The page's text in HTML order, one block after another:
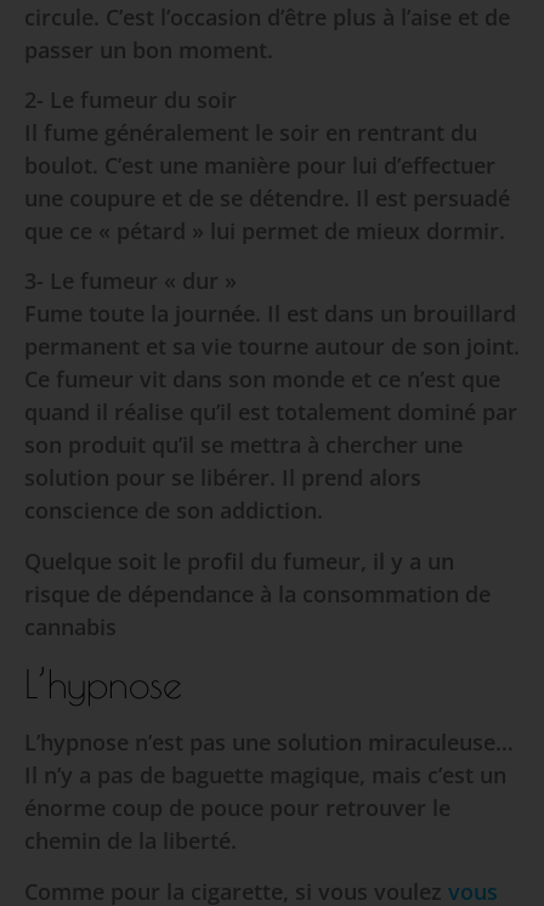
circule. C’est l’occasion d’être plus à l’aise et de
passer un bon moment.
2- Le fumeur du soir
Il fume généralement le soir en rentrant du
boulot. C’est une manière pour lui d’effectuer
une coupure et de se détendre. Il est persuadé
que ce « pétard » lui permet de mieux dormir.
3- Le fumeur « dur »
Fume toute la journée. Il est dans un brouillard
permanent et sa vie tourne autour de son joint.
Ce fumeur vit dans son monde et ce n’est que
quand il réalise qu’il est totalement dominé par
son produit qu’il se mettra à chercher une
solution pour se libérer. Il prend alors
conscience de son addiction.
Quelque soit le profil du fumeur, il y a un
risque de dépendance à la consommation de
cannabis
L’hypnose
L’hypnose n’est pas une solution miraculeuse…
Il n’y a pas de baguette magique, mais c’est un
énorme coup de pouce pour retrouver le
chemin de la liberté.
Comme pour la cigarette, si vous voulez vous